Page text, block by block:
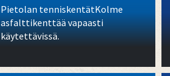
Pietolan tenniskentätKolme
asfalttikenttää vapaasti
käytettävissä.